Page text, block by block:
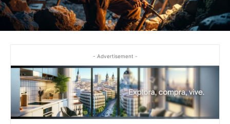
- Advertisement -